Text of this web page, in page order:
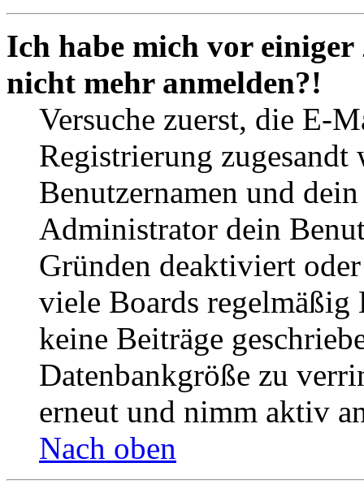
Ich habe mich vor
nicht mehr anmelden?!
Versuche zuerst, die E-
Registrierung
Benutzernamen und
Administrator dein
Gründen deaktiviert
viele Boards
keine Beiträge
Datenbankgröße zu
erneut und nimm aktiv
Nach oben